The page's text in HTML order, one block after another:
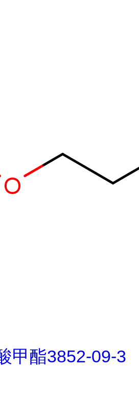
甲酯3852-09-3